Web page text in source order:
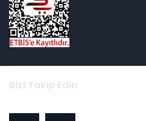
Bizi Takip Edin